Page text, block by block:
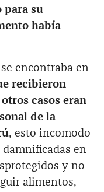
para su
había
encontraba en
recibieron
casos eran
de la
, esto incomodo
en
y no
alimentos,